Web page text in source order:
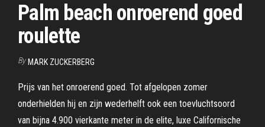
Palm beach onroerend goed
roulette
By MARK ZUCKERBERG
Prijs van het onroerend goed. Tot afgelopen zomer
onderhielden hij en zijn wederhelft ook een toevluchtsoord
van bijna 4.900 vierkante meter in de elite, luxe Californische